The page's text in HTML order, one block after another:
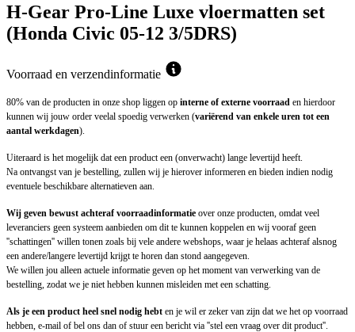
H-Gear Pro-Line Luxe vloermatten set
(Honda Civic 05-12 3/5DRS)
Voorraad en verzendinformatie
80% van de producten in onze shop liggen op interne of externe voorraad en hierdoor
kunnen wij jouw order veelal spoedig verwerken (variërend van enkele uren tot een
aantal werkdagen).
Uiteraard is het mogelijk dat een product een (onverwacht) lange levertijd heeft.
Na ontvangst van je bestelling, zullen wij je hierover informeren en bieden indien nodig
eventuele beschikbare alternatieven aan.
Wij geven bewust achteraf voorraadinformatie over onze producten, omdat veel
leveranciers geen systeem aanbieden om dit te kunnen koppelen en wij vooraf geen
''schattingen'' willen tonen zoals bij vele andere webshops, waar je helaas achteraf alsnog
een andere/langere levertijd krijgt te horen dan stond aangegeven.
We willen jou alleen actuele informatie geven op het moment van verwerking van de
bestelling, zodat we je niet hebben kunnen misleiden met een schatting.
Als je een product heel snel nodig hebt en je wil er zeker van zijn dat we het op voorraad
hebben, e-mail of bel ons dan of stuur een bericht via ''stel een vraag over dit product''.